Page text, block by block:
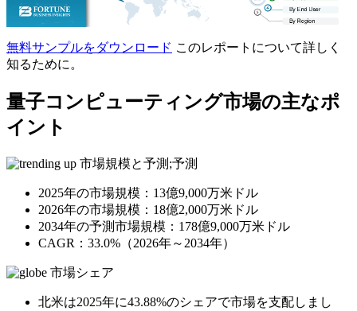
無料サンプルをダウンロード このレポートについて詳しく
知るために。
量子コンピューティング市場の主なポ
イント
市場規模と予測;予測
2025年の市場規模：13億9,000万米ドル
2026年の市場規模：18億2,000万米ドル
2034年の予測市場規模：178億9,000万米ドル
CAGR：33.0%（2026年～2034年）
市場シェア
北米は2025年に43.88%のシェアで市場を支配しまし